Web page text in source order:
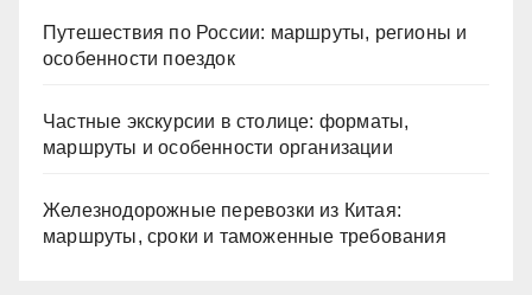
Путешествия по России: маршруты, регионы и
особенности поездок
Частные экскурсии в столице: форматы,
маршруты и особенности организации
Железнодорожные перевозки из Китая:
маршруты, сроки и таможенные требования